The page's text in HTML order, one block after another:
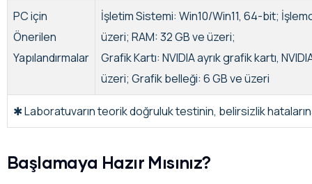
PC için
Önerilen
Yapılandırmalar
İşletim Sistemi: Win10/Win11, 64-bit;
üzeri; RAM: 32 GB ve üzeri;
Grafik Kartı: NVIDIA ayrık grafik kartı,
üzeri; Grafik belleği: 6 GB ve üzeri
✱ Laboratuvarın teorik doğruluk testinin, belirsizlik
Başlamaya Hazır Mısınız?